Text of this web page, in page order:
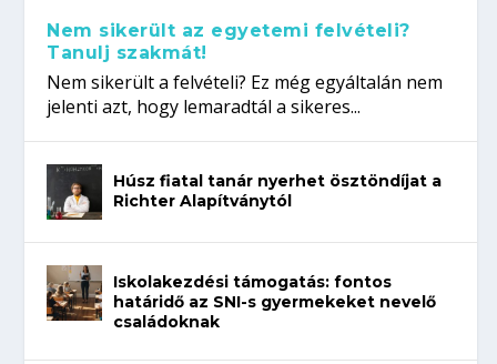
Nem sikerült az egyetemi felvételi?
Tanulj szakmát!
Nem sikerült a felvételi? Ez még egyáltalán nem
jelenti azt, hogy lemaradtál a sikeres...
Húsz fiatal tanár nyerhet ösztöndíjat a
Richter Alapítványtól
Iskolakezdési támogatás: fontos
határidő az SNI-s gyermekeket nevelő
családoknak